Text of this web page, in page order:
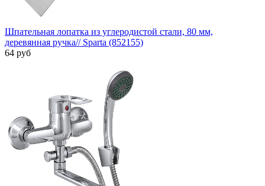
Шпательная лопатка из углеродистой стали, 80 мм,
деревянная ручка// Sparta (852155)
64 руб